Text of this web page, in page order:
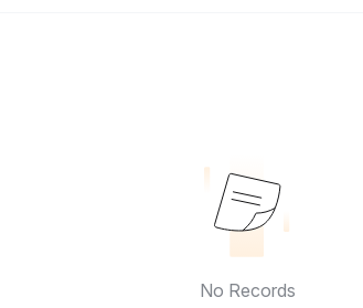
No Records